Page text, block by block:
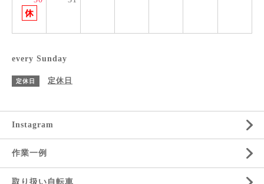
every Sunday
定休日 定休日
Instagram
作業一例
取り扱い自転車